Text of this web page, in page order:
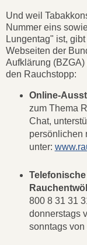
Und weil
Nummer eins
Lungentag" ist,
Webseiten der
Aufklärung
den Rauchstopp:
Online-
zum Thema
Chat,
persönlichen
unter:
800 8 31 31
donnerstags
sonntags